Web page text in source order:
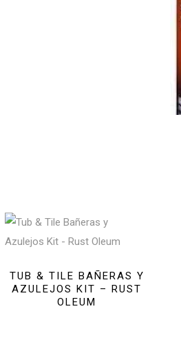
TUB & TILE BAÑERAS Y
AZULEJOS KIT – RUST
OLEUM